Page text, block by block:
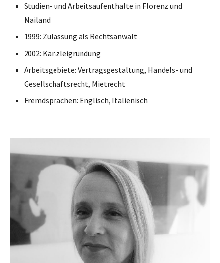
Studien- und Arbeitsaufenthalte in Florenz und
Mailand
1999: Zulassung als Rechtsanwalt
2002: Kanzleigründung
Arbeitsgebiete: Vertragsgestaltung, Handels- und
Gesellschaftsrecht, Mietrecht
Fremdsprachen: Englisch, Italienisch